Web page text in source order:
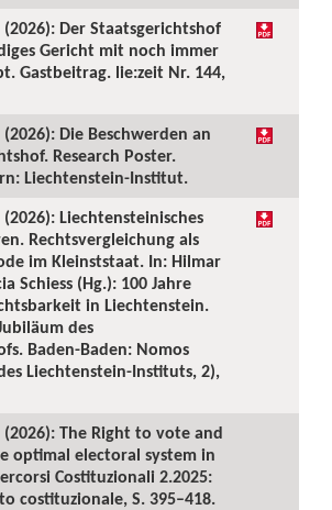
(2026): Der Staatsgerichtshof
Gericht mit noch immer
Gastbeitrag. lie:zeit Nr. 144,
Die Beschwerden an
Research Poster.
Liechtenstein-Institut.
Liechtensteinisches
Rechtsvergleichung als
im Kleinststaat. In: Hilmar
Schiess (Hg.): 100 Jahre
in Liechtenstein.
des
Baden-Baden: Nomos
Liechtenstein-Instituts, 2),
(2026): The Right to vote and
optimal electoral system in
Costituzionali 2.2025:
costituzionale, S. 395–418.